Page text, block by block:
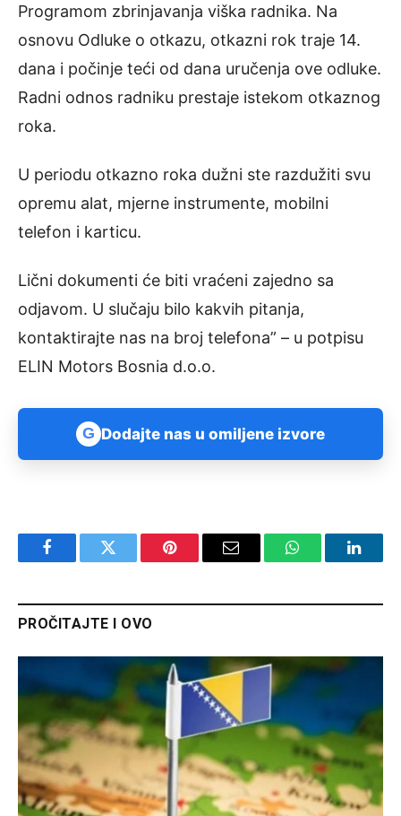
Programom zbrinjavanja viška radnika. Na
osnovu Odluke o otkazu, otkazni rok traje 14.
dana i počinje teći od dana uručenja ove odluke.
Radni odnos radniku prestaje istekom otkaznog
roka.
U periodu otkazno roka dužni ste razdužiti svu
opremu alat, mjerne instrumente, mobilni
telefon i karticu.
Lični dokumenti će biti vraćeni zajedno sa
odjavom. U slučaju bilo kakvih pitanja,
kontaktirajte nas na broj telefona” – u potpisu
ELIN Motors Bosnia d.o.o.
G Dodajte nas u omiljene izvore
FacebookTwitter Pinterest Email WhatsApp
PROČITAJTE I OVO